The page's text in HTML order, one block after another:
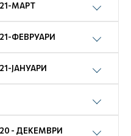
МАРТ
ФЕВРУАРИ
ЈАНУАРИ
- ДЕКЕМВРИ